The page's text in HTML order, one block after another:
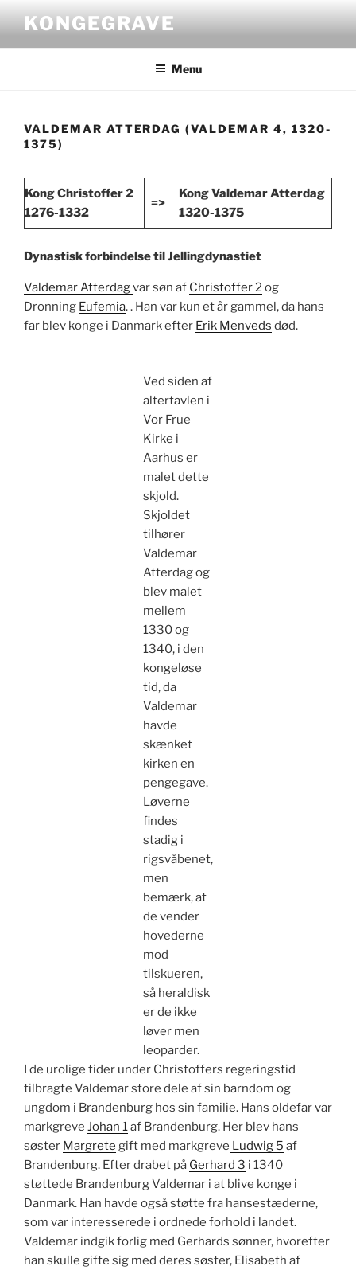
indhold
KONGEGRAVE
Menu
VALDEMAR ATTERDAG (VALDEMAR 4, 1320-
1375)
Kong Christoffer 2
1276-1332
=>
Kong Valdemar Atterdag
1320-1375
Dynastisk forbindelse til Jellingdynastiet
Valdemar Atterdagvar søn af Christoffer 2 og
Dronning Eufemia. . Han var kun et år gammel, da hans
far blev konge i Danmark efter Erik Menveds død.
Ved siden af
altertavlen i
Vor Frue
Kirke i
Aarhus er
malet dette
skjold.
Skjoldet
tilhører
Valdemar
Atterdag og
blev malet
mellem
1330 og
1340, i den
kongeløse
tid, da
Valdemar
havde
skænket
kirken en
pengegave.
Løverne
findes
stadig i
rigsvåbenet,
men
bemærk, at
de vender
hovederne
mod
tilskueren,
så heraldisk
er de ikke
løver men
leoparder.
I de urolige tider under Christoffers regeringstid
tilbragte Valdemar store dele af sin barndom og
ungdom i Brandenburg hos sin familie. Hans oldefar var
markgreve Johan 1af Brandenburg. Her blev hans
søster Margrete gift med markgreve Ludwig 5 af
Brandenburg. Efter drabet på Gerhard 3 i 1340
støttede Brandenburg Valdemar i at blive konge i
Danmark. Han havde også støtte fra hansestæderne,
som var interesserede i ordnede forhold i landet.
Valdemar indgik forlig med Gerhards sønner, hvorefter
han skulle gifte sig med deres søster, Elisabeth af